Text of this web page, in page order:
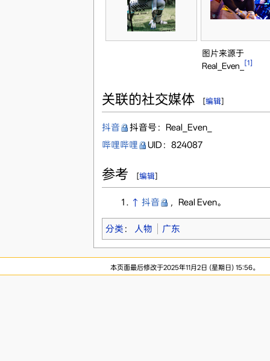
图片来源于
Real_Even_
[1]
关联的社交媒体 [编辑]
抖音
抖音号：Real_Even_
哔哩哔哩
UID：824087
参考 [编辑]
↑ 抖音 ，Real Even。
分类 ： 人物 广东
本页面最后修改于2025年11月2日 (星期日) 15:56。